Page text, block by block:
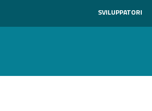
SVILUPPATORI